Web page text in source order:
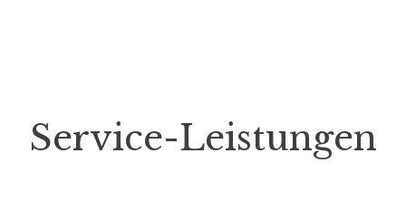
Service-Leistungen